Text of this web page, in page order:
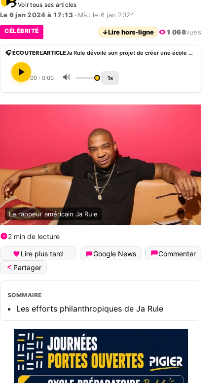
Voir tous ses articles
Le 6 jan 2024 à 17:13 • MàJ le 6 jan 2024
CÉLÉBRITÉ ↓Lire hors-ligne 1 068vues
🎧 ÉCOUTER L'ARTICLE Ja Rule dévoile son projet de créer une école au Ghana
0:00 / 0:00 🔊 1x
Le rappeur américain Ja Rule
2 min de lecture
Lire plus tard Google News
Commenter
Partager
SOMMAIRE
Les efforts philanthropiques de Ja Rule